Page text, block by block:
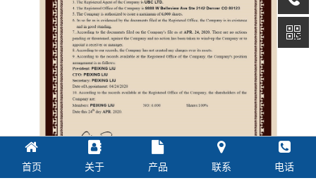
首页 关于 产品 联系 电话